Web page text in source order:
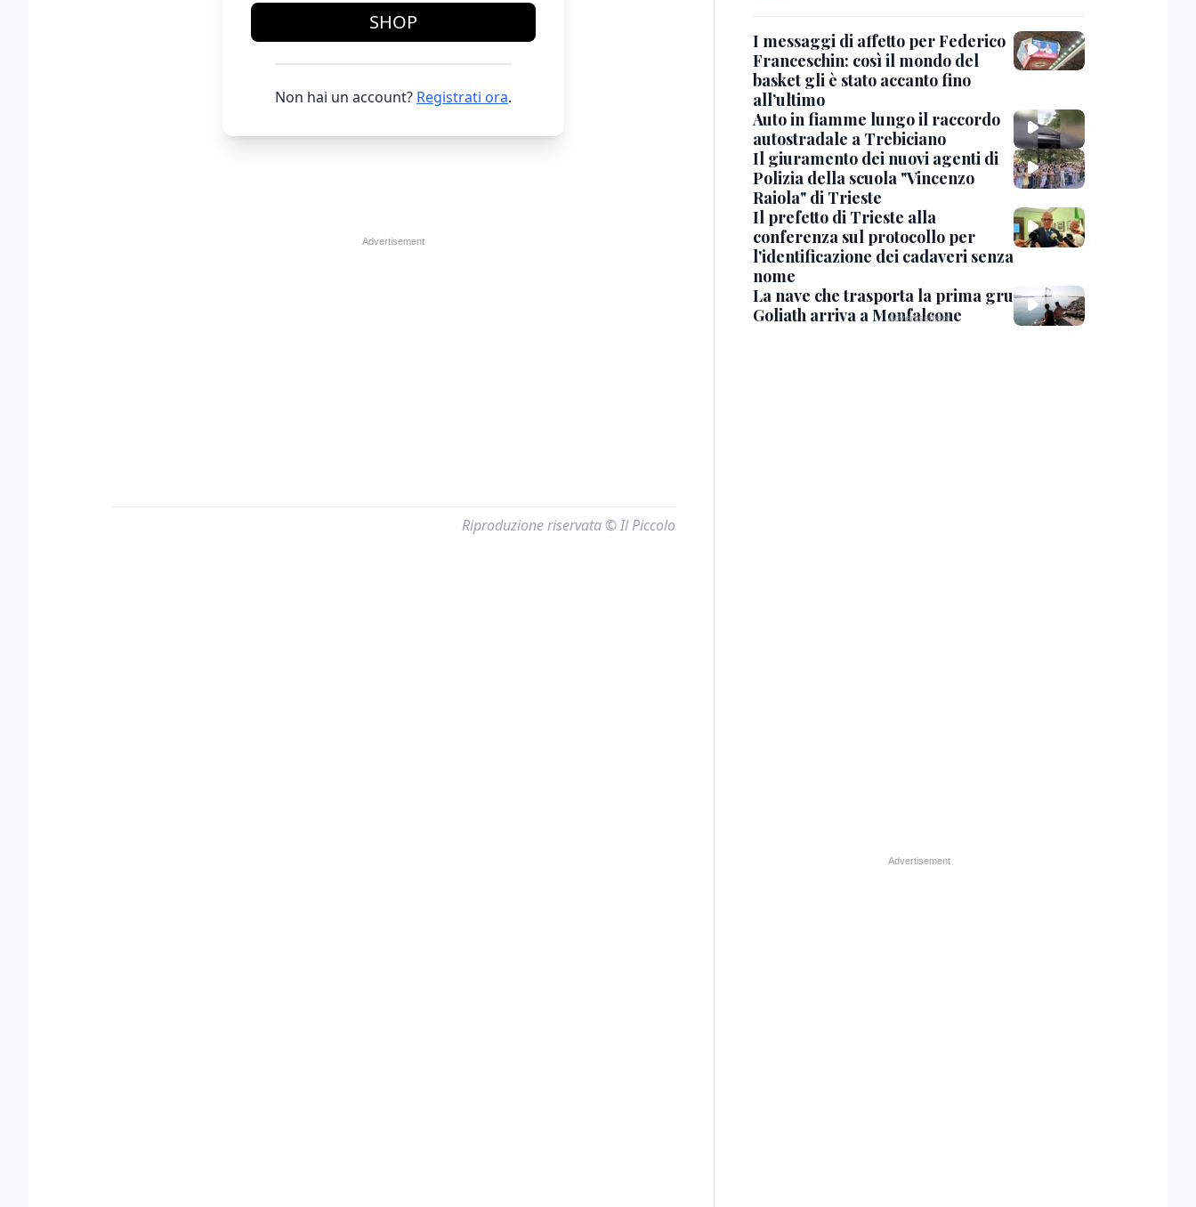
SHOP
Non hai un account? Registrati ora.
Riproduzione riservata © Il Piccolo
I messaggi di affetto per Federico
Franceschin: così il mondo del
basket gli è stato accanto fino
all’ultimo
Auto in fiamme lungo il raccordo
autostradale a Trebiciano
Il giuramento dei nuovi agenti di
Polizia della scuola "Vincenzo
Raiola" di Trieste
Il prefetto di Trieste alla
conferenza sul protocollo per
l'identificazione dei cadaveri senza
nome
La nave che trasporta la prima gru
Goliath arriva a Monfalcone